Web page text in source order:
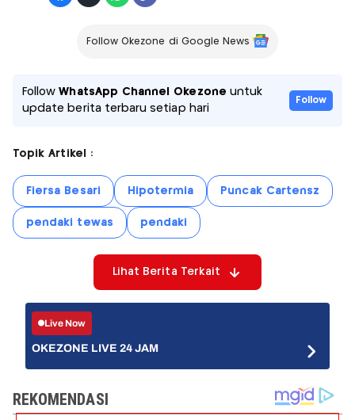
Follow Okezone di Google News
FollowWhatsApp Channel Okezone untuk
update berita terbaru setiap hari
Follow
Topik Artikel :
Fiersa Besari Hipotermia Puncak Cartensz
pendaki tewas pendaki
Lihat Berita Terkait
Live Now
OKEZONE LIVE 24 JAM